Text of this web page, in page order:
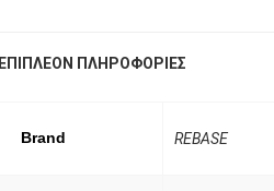
ΕΠΙΠΛΈΟΝ ΠΛΗΡΟΦΟΡΊΕΣ
Brand REBASE